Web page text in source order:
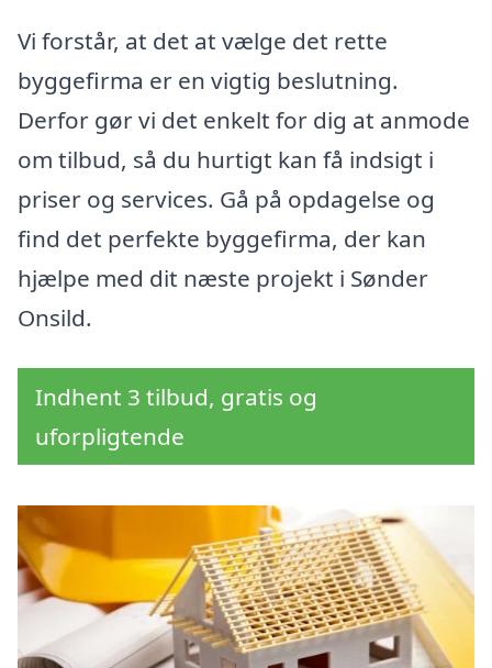
Vi forstår, at det at vælge det rette
byggefirma er en vigtig beslutning.
Derfor gør vi det enkelt for dig at anmode
om tilbud, så du hurtigt kan få indsigt i
priser og services. Gå på opdagelse og
find det perfekte byggefirma, der kan
hjælpe med dit næste projekt i Sønder
Onsild.
Indhent 3 tilbud, gratis og
uforpligtende